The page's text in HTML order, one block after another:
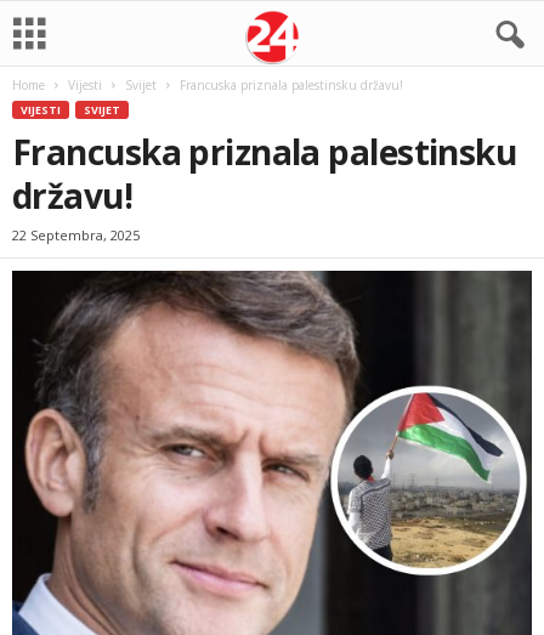
Home Vijesti Svijet Francuska priznala palestinsku državu!
VIJESTI SVIJET
Francuska priznala palestinsku
državu!
22 Septembra, 2025